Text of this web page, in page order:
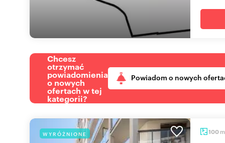
Chcesz
otrzymać
powiadomienia
o nowych
ofertach w tej
kategorii?
Powiadom o nowych
WYRÓŻNIONE 100 m